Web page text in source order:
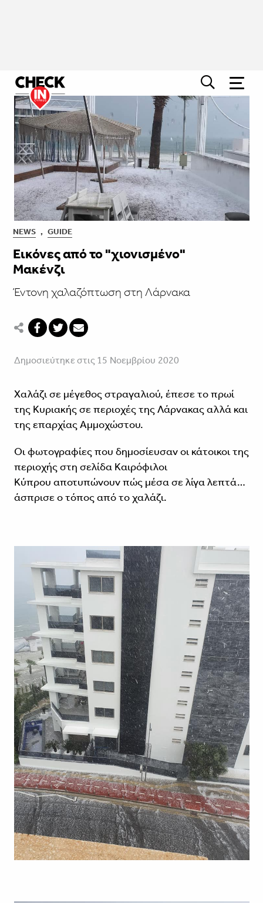
NEWS , GUIDE
Εικόνες από το "χιονισμένο"
Μακένζι
Έντονη χαλαζόπτωση στη Λάρνακα
Δημοσιεύτηκε στις 15 Νοεμβρίου 2020
Χαλάζι σε μέγεθος στραγαλιού, έπεσε το πρωί
της Κυριακής σε περιοχές της Λάρνακας αλλά και
της επαρχίας Αμμοχώστου.
Οι φωτογραφίες που δημοσίευσαν οι κάτοικοι της
περιοχής στη σελίδα Καιρόφιλοι
Κύπρου αποτυπώνουν πώς μέσα σε λίγα λεπτά…
άσπρισε ο τόπος από το χαλάζι.